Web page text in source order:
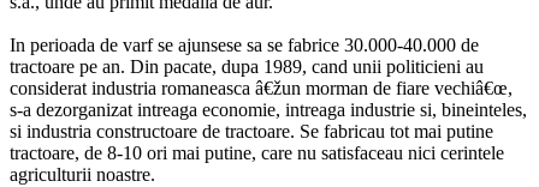
In perioada de varf se ajunsese sa se fabrice 30.000-40.000 de
tractoare pe an. Din pacate, dupa 1989, cand unii politicieni au
considerat industria romaneasca â€žun morman de fiare vechiâ€œ,
s-a dezorganizat intreaga economie, intreaga industrie si, bineinteles,
si industria constructoare de tractoare. Se fabricau tot mai putine
tractoare, de 8-10 ori mai putine, care nu satisfaceau nici cerintele
agriculturii noastre.